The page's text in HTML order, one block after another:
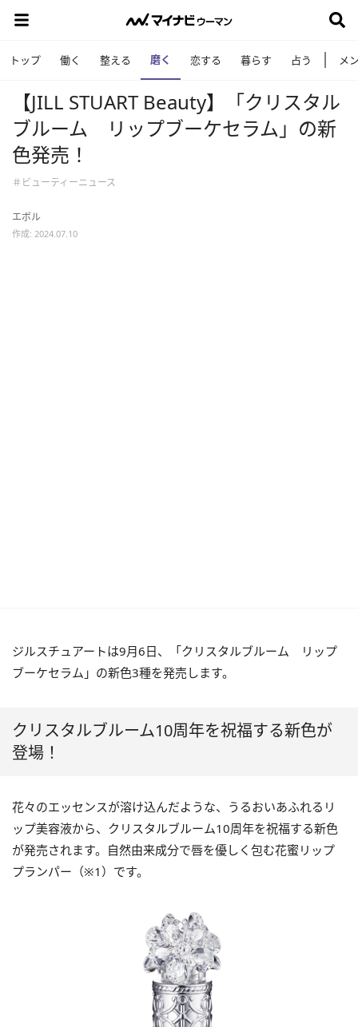
トップ 働く 整える 磨く 恋する 暮らす 占う メ
【JILL STUART Beauty】「クリスタル
ブルーム リップブーケセラム」の新
色発売！
＃ビューティーニュース
エボル
作成: 2024.07.10
ジルスチュアートは9月6日、「クリスタルブルーム リップ
ブーケセラム」の新色3種を発売します。
クリスタルブルーム10周年を祝福する新色が
登場！
花々のエッセンスが溶け込んだような、うるおいあふれるリ
ップ美容液から、クリスタルブルーム10周年を祝福する新色
が発売されます。自然由来成分で唇を優しく包む花蜜リップ
プランパー（※1）です。